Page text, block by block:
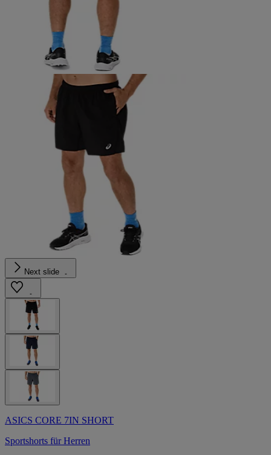
Next slide
ASICS CORE 7IN SHORT
Sportshorts für Herren